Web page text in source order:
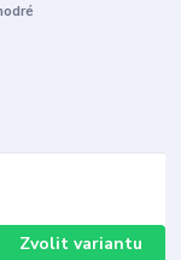
Zvolit variantu